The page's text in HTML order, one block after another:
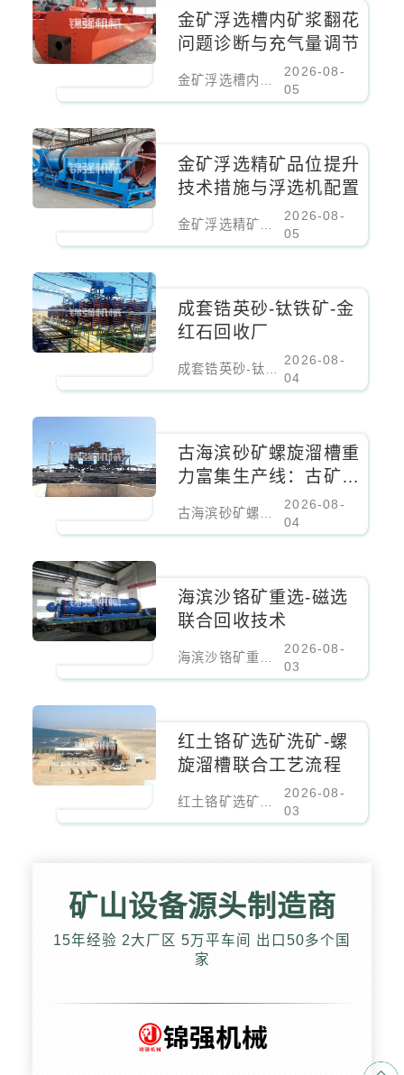
​金矿浮选槽内矿浆翻花
问题诊断与充气量调节
​金矿浮选槽内矿浆翻花问题诊断与充气量调节
2026-08-
05
金矿浮选精矿品位提升
技术措施与浮选机配置
金矿浮选精矿品位提升技术措施与浮选机配置
2026-08-
05
成套锆英砂-钛铁矿-金
红石回收厂
成套锆英砂-钛铁矿-金红石回收厂
2026-08-
04
古海滨砂矿螺旋溜槽重
力富集生产线：古矿床
螺旋溜槽重力富集生产
线
古海滨砂矿螺旋溜槽重力富集生产线：古矿床螺旋溜槽重力富集生产线
2026-08-
04
海滨沙铬矿重选-磁选
联合回收技术
海滨沙铬矿重选-磁选联合回收技术
2026-08-
03
红土铬矿选矿洗矿-螺
旋溜槽联合工艺流程
红土铬矿选矿洗矿-螺旋溜槽联合工艺流程
2026-08-
03
矿山设备源头制造商
15年经验 2大厂区 5万平车间 出口50多个国
家